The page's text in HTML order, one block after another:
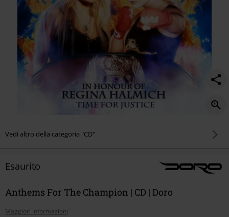
Vedi altro della categoria "CD"
Esaurito
Anthems For The Champion | CD | Doro
Maggiori informazioni